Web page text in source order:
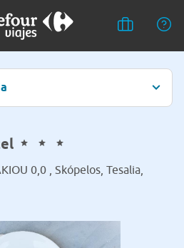
0,0 , Skópelos, Tesalia,